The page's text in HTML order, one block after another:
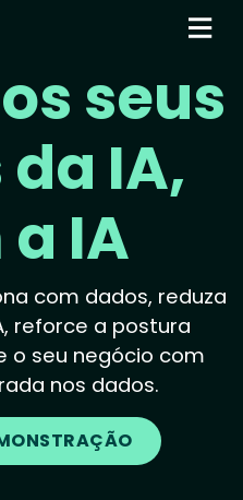
content
seus
IA,
IA
com dados, reduza
reforce a postura
o seu negócio com
nos dados.